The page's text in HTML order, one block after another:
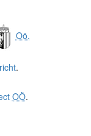
Oö.
.
OÖ.